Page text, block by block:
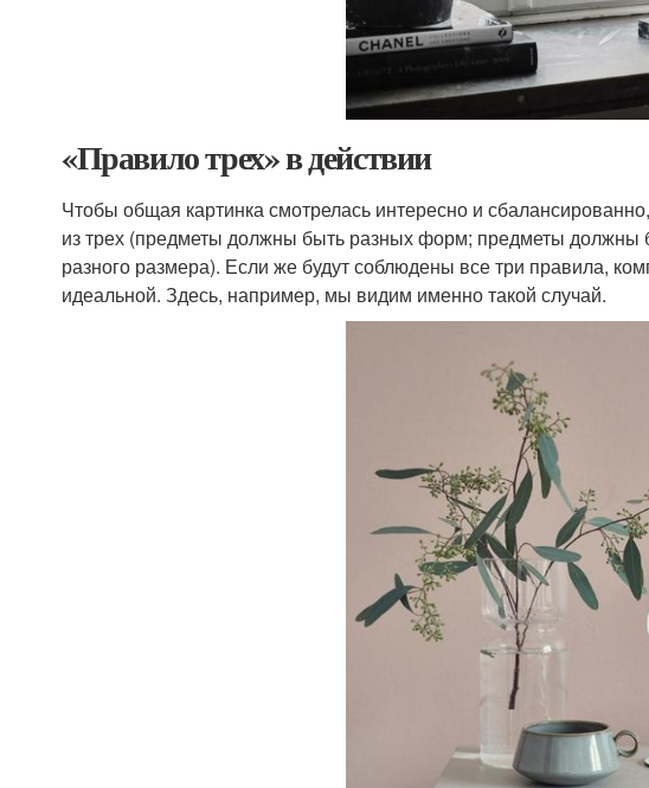
«Правило трех» в действии
Чтобы общая картинка смотрелась интересно и
из трех (предметы должны быть разных форм; предметы должны
разного размера). Если же будут соблюдены все три правила,
идеальной. Здесь, например, мы видим именно такой случай.